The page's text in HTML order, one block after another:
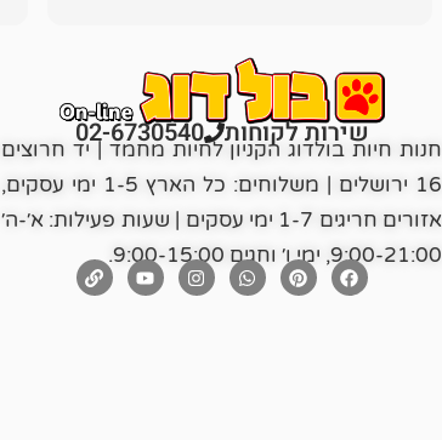
שירות לקוחות 02-6730540
חנות חיות בולדוג הקניון לחיות מחמד | יד חרוצים
16 ירושלים | משלוחים: כל הארץ 1-5 ימי עסקים,
אזורים חריגים 1-7 ימי עסקים | שעות פעילות: א׳-ה׳
9:00-21:00, ימי ו׳ וחגים 9:00-15:00.